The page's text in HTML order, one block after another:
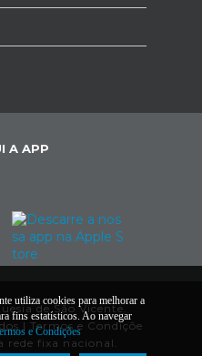
A APP
de São Vicente.
| Termos e Condiçõe
rede fixa nacional.
utiliza cookies para melhorar a
fins estatísticos. Ao navegar
e Condições